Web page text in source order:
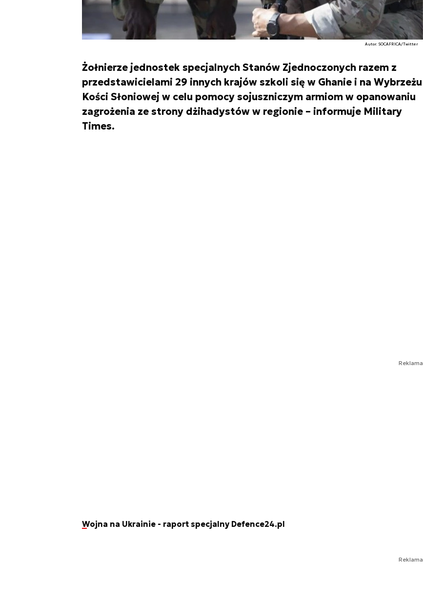
Autor. SOCAFRICA/Twitter
Żołnierze jednostek specjalnych Stanów Zjednoczonych razem z
przedstawicielami 29 innych krajów szkoli się w Ghanie i na Wybrzeżu
Kości Słoniowej w celu pomocy sojuszniczym armiom w opanowaniu
zagrożenia ze strony dżihadystów w regionie – informuje Military
Times.
Reklama
Wojna na Ukrainie - raport specjalny Defence24.pl
Reklama